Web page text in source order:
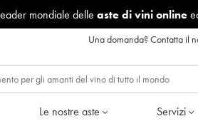
mondiale delle aste di vini online
Una domanda?Contatta il
Le nostre aste Servizi